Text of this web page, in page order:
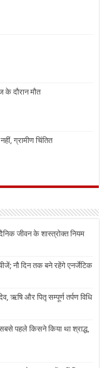
दौरान मौत
ग्रामीण चिंतित
जीवन के शास्त्रोक्त नियम
नौ दिन तक बने रहेंगे एनर्जेटिक
ऋषि और पितृ सम्पूर्ण तर्पण विधि
पहले किसने किया था श्राद्ध,